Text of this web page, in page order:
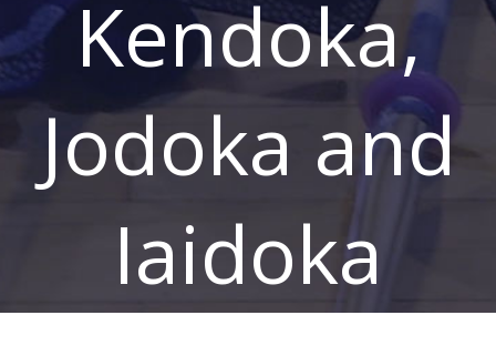
Kendoka,
Jodoka and
Iaidoka
Kendo Kata Seminar &